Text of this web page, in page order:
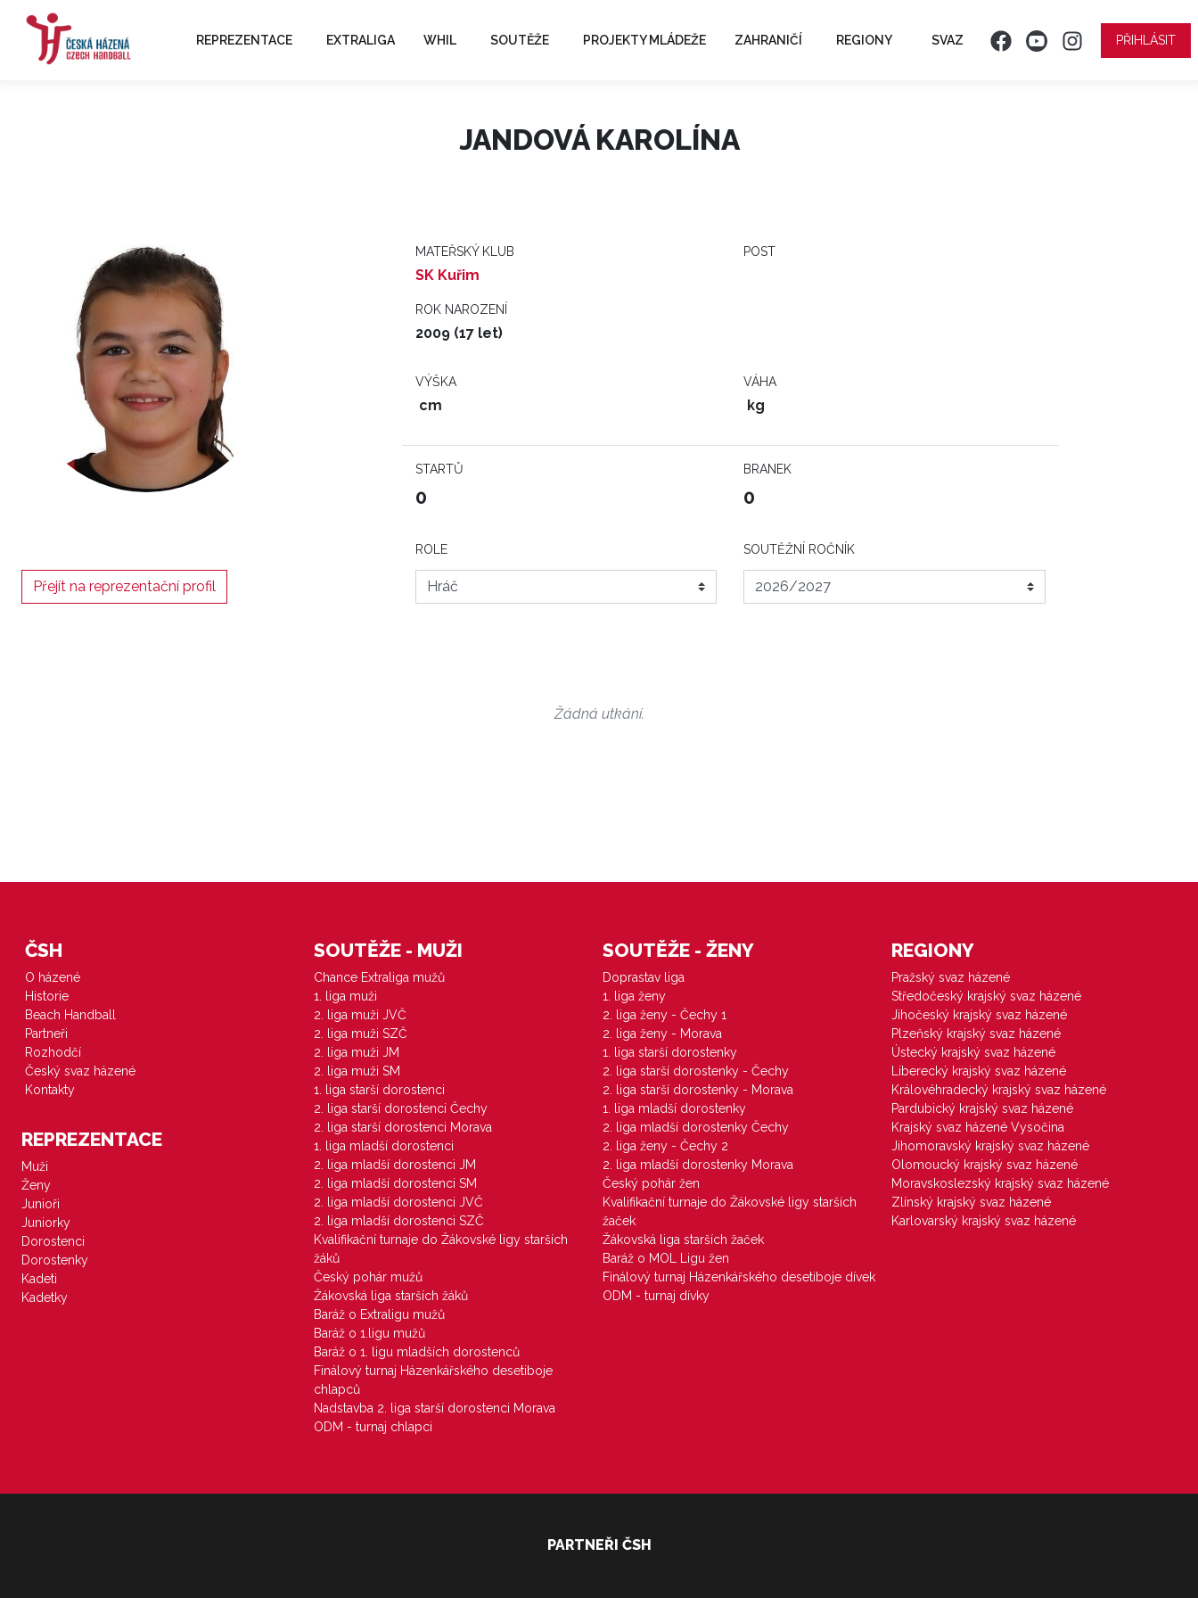
REPREZENTACE EXTRALIGA WHIL SOUTĚŽE PROJEKTY MLÁDEŽE ZAHRANIČÍ REGIONY SVAZ PŘIHLÁSIT
JANDOVÁ KAROLÍNA
MATEŘSKÝ KLUB
SK Kuřim
POST
ROK NAROZENÍ
2009 (17 let)
VÝŠKA
cm
VÁHA
kg
STARTŮ
0
BRANEK
0
Přejít na reprezentační profil
ROLE SOUTĚŽNÍ ROČNÍK
Žádná utkání.
ČSH
O házené
Historie
Beach Handball
Partneři
Rozhodčí
Český svaz házené
Kontakty
REPREZENTACE
Muži
Ženy
Junioři
Juniorky
Dorostenci
Dorostenky
Kadeti
Kadetky
SOUTĚŽE - MUŽI
Chance Extraliga mužů
1. liga muži
2. liga muži JVČ
2. liga muži SZČ
2. liga muži JM
2. liga muži SM
1. liga starší dorostenci
2. liga starší dorostenci Čechy
2. liga starší dorostenci Morava
1. liga mladší dorostenci
2. liga mladší dorostenci JM
2. liga mladší dorostenci SM
2. liga mladší dorostenci JVČ
2. liga mladší dorostenci SZČ
Kvalifikační turnaje do Žákovské ligy starších
žáků
Český pohár mužů
Žákovská liga starších žáků
Baráž o Extraligu mužů
Baráž o 1.ligu mužů
Baráž o 1. ligu mladších dorostenců
Finálový turnaj Házenkářského desetiboje
chlapců
Nadstavba 2. liga starší dorostenci Morava
ODM - turnaj chlapci
SOUTĚŽE - ŽENY
Doprastav liga
1. liga ženy
2. liga ženy - Čechy 1
2. liga ženy - Morava
1. liga starší dorostenky
2. liga starší dorostenky - Čechy
2. liga starší dorostenky - Morava
1. liga mladší dorostenky
2. liga mladší dorostenky Čechy
2. liga ženy - Čechy 2
2. liga mladší dorostenky Morava
Český pohár žen
Kvalifikační turnaje do Žákovské ligy starších
žaček
Žákovská liga starších žaček
Baráž o MOL Ligu žen
Finálový turnaj Házenkářského desetiboje dívek
ODM - turnaj dívky
REGIONY
Pražský svaz házené
Středočeský krajský svaz házené
Jihočeský krajský svaz házené
Plzeňský krajský svaz házené
Ústecký krajský svaz házené
Liberecký krajský svaz házené
Královéhradecký krajský svaz házené
Pardubický krajský svaz házené
Krajský svaz házené Vysočina
Jihomoravský krajský svaz házené
Olomoucký krajský svaz házené
Moravskoslezský krajský svaz házené
Zlínský krajský svaz házené
Karlovarský krajský svaz házené
PARTNEŘI ČSH